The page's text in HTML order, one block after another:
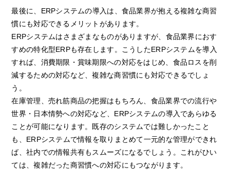
最後に、ERPシステムの導入は、食品業界が抱える複雑な商習
慣にも対応できるメリットがあります。
ERPシステムはさまざまなものがありますが、食品業界におす
すめの特化型ERPも存在します。こうしたERPシステムを導入
すれば、消費期限・賞味期限への対応をはじめ、食品ロスを削
減するための対応など、複雑な商習慣にも対応できるでしょ
う。
在庫管理、売れ筋商品の把握はもちろん、食品業界での流行や
世界・日本情勢への対応など、ERPシステムの導入であらゆる
ことが可能になります。既存のシステムでは難しかったこと
も、ERPシステムで情報を取りまとめて一元的な管理ができれ
ば、社内での情報共有もスムーズになるでしょう。これがひい
ては、複雑だった商習慣への対応にもつながります。